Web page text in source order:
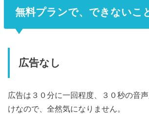
無料プランで、できないこ
広告なし
広告は３０分に一回程度、３０秒の音
けなので、全然気になりません。